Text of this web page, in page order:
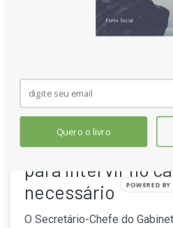
Japão: Kihara
para intervir no
necessário
O Secretário-Chefe do
Quero o livro
POWERED BY